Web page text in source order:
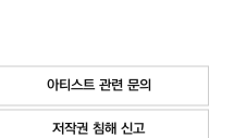
아티스트 관련 문의
저작권 침해 신고